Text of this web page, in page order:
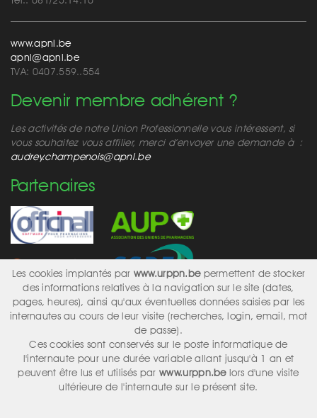
www.apnl.be
apnl@apnl.be
TVA: 0407.559..554
Devenir membre adhérent ?
Les activités de notre Union Professionnelle vous intéressent, si
vous souhaitez vous affilier, merci d’envoyer une demande à :
audrey.champenois@apnl.be
Partenaires
Réseaux sociaux
Les cookies implantés par www.urppn.be permettent de stocker
des informations relatives à la navigation sur le site (dates,
pages, heures), ainsi qu'aux éventuelles données saisies par les
internautes au cours de leur visite (recherches, login, email, mot
de passe).
Ces cookies sont conservés sur le poste informatique de
l'internaute pour une durée variable allant jusqu'à 1 an et
peuvent être lus et utilisés par www.urppn.belors d'une visite
ultérieure de l'internaute sur le présent site.